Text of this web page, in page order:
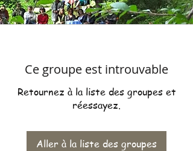
Ce groupe est introuvable
Retournez à la liste des groupes et
réessayez.
Aller à la liste des groupes